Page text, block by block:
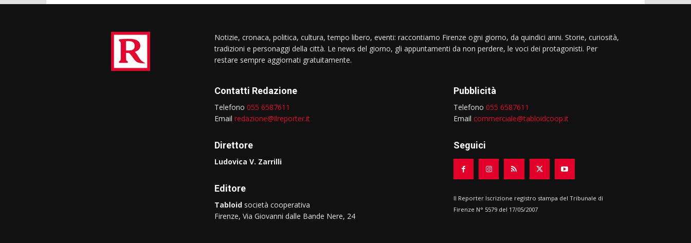
Notizie, cronaca, politica, cultura, tempo libero, eventi: raccontiamo Firenze ogni giorno, da quindici anni. Storie, curiosità,
tradizioni e personaggi della città. Le news del giorno, gli appuntamenti da non perdere, le voci dei protagonisti. Per
restare sempre aggiornati gratuitamente.
Contatti Redazione
Telefono 055 6587611
Email redazione@ilreporter.it
Direttore
Ludovica V. Zarrilli
Editore
Tabloid società cooperativa
Firenze, Via Giovanni dalle Bande Nere, 24
Pubblicità
Telefono 055 6587611
Email commerciale@tabloidcoop.it
Seguici
Il Reporter Iscrizione registro stampa del Tribunale di
Firenze N° 5579 del 17/05/2007